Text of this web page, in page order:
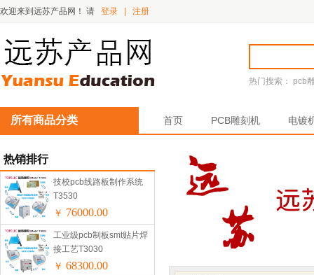
欢迎来到远苏产品网！ 请 登录 注册
热门搜索： pcb
所有商品分类 首页 PCB雕刻机 电镀
热销排行
技校pcb线路板制作系统
T3530
￥ 76000.00
工业级pcb制板smt贴片焊
接工艺T3030
￥ 68300.00